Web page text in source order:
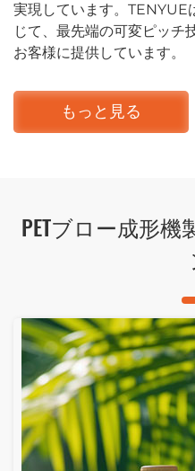
実現しています。TENYUE
じて、最先端の可変ピッチ
お客様に提供しています。
もっと見る
PETブロー成形